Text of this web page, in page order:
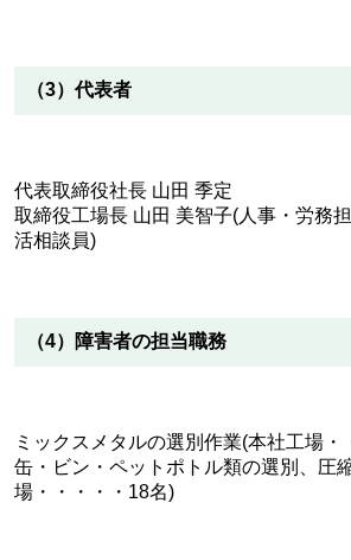
（3）代表者
代表取締役社長 山田 季定
取締役工場長 山田 美智子(人事・労務
活相談員)
（4）障害者の担当職務
ミックスメタルの選別作業(本社工場・
缶・ビン・ペットポトル類の選別、圧
場・・・・・18名)